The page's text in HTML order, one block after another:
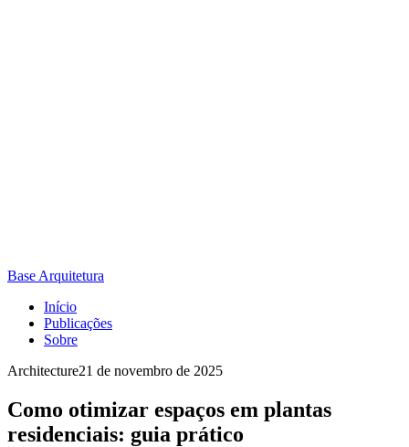
Base Arquitetura
Início
Publicações
Sobre
Architecture21 de novembro de 2025
Como otimizar espaços em plantas
residenciais: guia prático